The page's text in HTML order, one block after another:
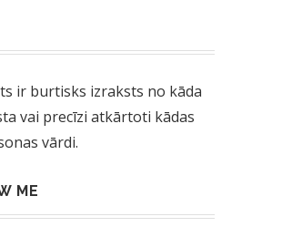
ir burtisks izraksts no kāda
vai precīzi atkārtoti kādas
vārdi.
ME